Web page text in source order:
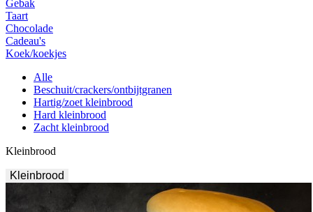
Gebak
Taart
Chocolade
Cadeau's
Koek/koekjes
Alle
Beschuit/crackers/ontbijtgranen
Hartig/zoet kleinbrood
Hard kleinbrood
Zacht kleinbrood
Kleinbrood
Kleinbrood